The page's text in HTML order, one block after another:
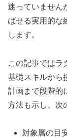
迷っていません
ばせる実用的な
します。
この記事ではラ
基礎スキルから
計画まで段階的
方法も示し、次
対象層の目